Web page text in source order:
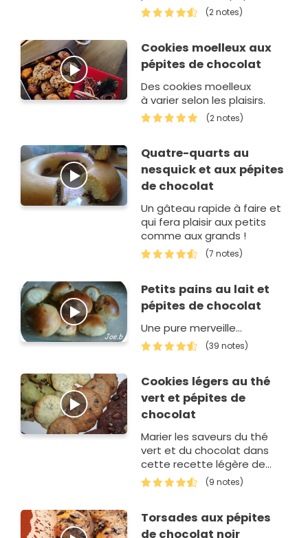
chocolat un vrai délice que
dis-je une véritable
(2 notes)
Cookies moelleux aux
pépites de chocolat
Des cookies moelleux
à varier selon les plaisirs.
(2 notes)
Quatre-quarts au
nesquick et aux pépites
de chocolat
Un gâteau rapide à faire et
qui fera plaisir aux petits
comme aux grands !
(7 notes)
Petits pains au lait et
pépites de chocolat
Une pure merveille...
(39 notes)
Cookies légers au thé
vert et pépites de
chocolat
Marier les saveurs du thé
vert et du chocolat dans
cette recette légère de
cookies !
(9 notes)
Torsades aux pépites
de chocolat noir